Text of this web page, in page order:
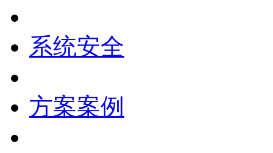
系统安全
方案案例